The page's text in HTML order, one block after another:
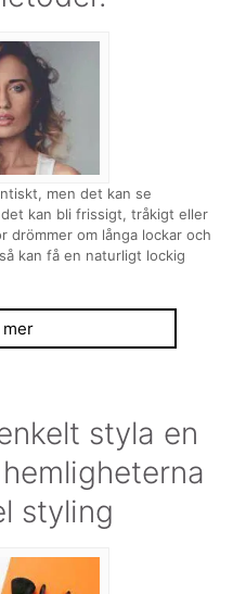
men det kan se
kan bli frissigt, tråkigt eller
drömmer om långa lockar och
kan få en naturligt lockig
mer
styla en
styling